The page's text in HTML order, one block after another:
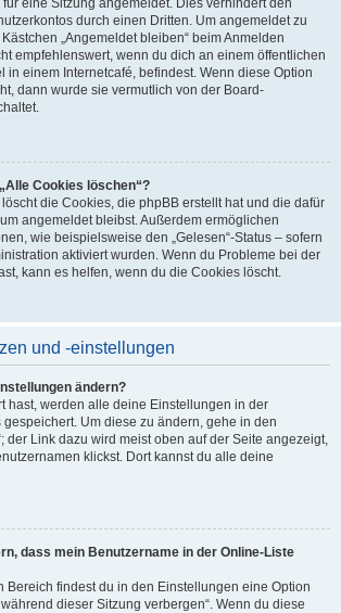
eine Sitzung angemeldet. Dies verhindert den
durch einen Dritten. Um angemeldet zu
„Angemeldet bleiben“ beim Anmelden
empfehlenswert, wenn du dich an einem öffentlichen
in einem Internetcafé, befindest. Wenn diese Option
dann wurde sie vermutlich von der Board-
Cookies löschen“?
löscht die Cookies, die phpBB erstellt hat und die dafür
angemeldet bleibst. Außerdem ermöglichen
wie beispielsweise den „Gelesen“-Status – sofern
aktiviert wurden. Wenn du Probleme bei der
kann es helfen, wenn du die Cookies löscht.
und -einstellungen
ändern?
hast, werden alle deine Einstellungen in der
gespeichert. Um diese zu ändern, gehe in den
der Link dazu wird meist oben auf der Seite angezeigt,
klickst. Dort kannst du alle deine
dass mein Benutzername in der Online-Liste
Bereich findest du in den Einstellungen eine Option
dieser Sitzung verbergen“. Wenn du diese